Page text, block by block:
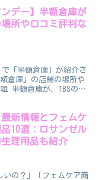
ンデー】半額倉庫が
所や口コミ評判な
「半額倉庫」が紹介さ
倉庫」の店舗の場所や
半額倉庫が、TBSの
新情報とフェムケ
10選：ロサンゼル
理用品も紹介
いの？」「フェムケア商